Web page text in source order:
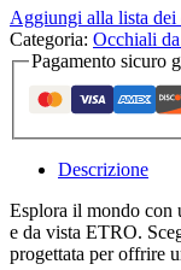
Aggiungi alla lista dei
Categoria: Occhiali
Pagamento sicuro
Descrizione
Esplora il mondo con
e da vista ETRO.
progettata per offrire